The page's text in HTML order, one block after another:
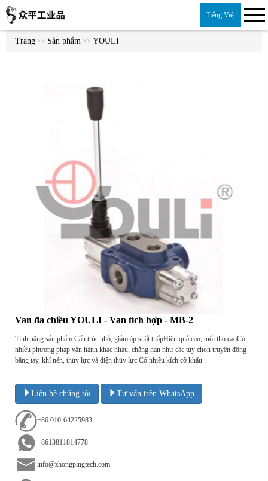
Tiếng Việt
Trang >> Sản phẩm >> YOULI
Van đa chiều YOULI - Van tích hợp - MB-2
Tính năng sản phẩm:Cấu trúc nhỏ, giảm áp suất thấpHiệu quả cao, tuổi thọ caoCó
nhiều phương pháp vận hành khác nhau, chẳng hạn như các tùy chọn truyền động
bằng tay, khí nén, thủy lực và điện thủy lực.Có nhiều kích cỡ khẩu ···
Liên hệ chúng tôi Tư vấn trên WhatsApp
+86 010-64225983
+8613811814778
info@zhongpingtech.com